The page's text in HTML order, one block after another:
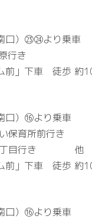
口）㉓㉔より乗車
行き
前」下車 徒歩 約
口）⑯より乗車
保育所前行き
丁目行き 他
前」下車 徒歩 約
口）⑯より乗車